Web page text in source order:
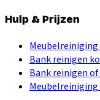
Hulp & Prijzen
Bank reinigen
Bank reinigen
Meubelreiniging